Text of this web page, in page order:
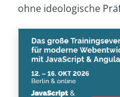
ohne ideologische